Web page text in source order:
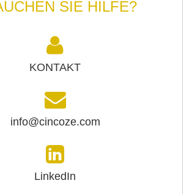
SIE HILFE?
KONTAKT
info@cincoze.com
LinkedIn